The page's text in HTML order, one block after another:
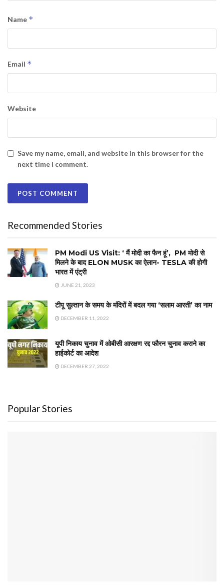
Name *
Email *
Website
Save my name, email, and website in this browser for the
next time I comment.
Recommended Stories
PM Modi US Visit: ‘ मैं मोदी का फैन हूं’, PM मोदी से
मिलने के बाद ELON MUSK का ऐलान- TESLA की होगी
भारत में एंट्री
JUNE 21, 2023
टीपू सुल्तान के समय के मंदिरों में बदल गया ‘सलाम आरती’ का नाम
DECEMBER 11, 2022
यूपी निकाय चुनाव में ओबीसी आरक्षण रद्द फौरन चुनाव कराने का
हाईकोर्ट का आदेश
DECEMBER 27, 2022
Popular Stories